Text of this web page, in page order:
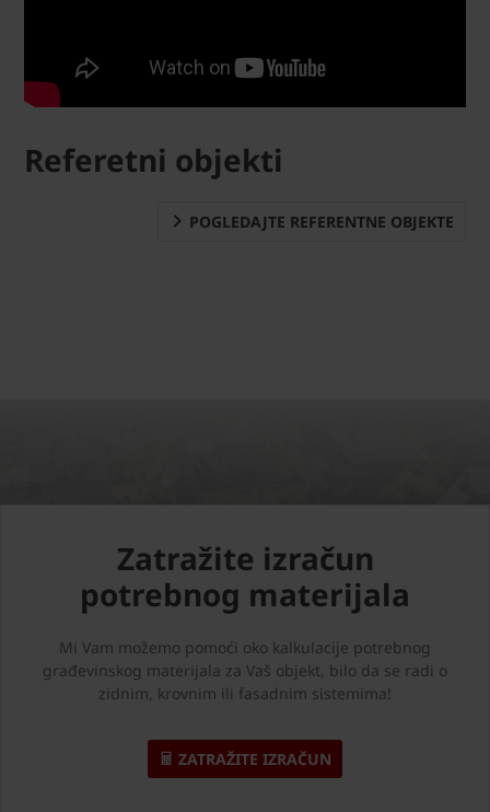
Referetni objekti
POGLEDAJTE REFERENTNE OBJEKTE
Zatražite izračun
potrebnog materijala
Mi Vam možemo pomoći oko kalkulacije potrebnog
građevinskog materijala za Vaš objekt, bilo da se radi o
zidnim, krovnim ili fasadnim sistemima!
ZATRAŽITE IZRAČUN